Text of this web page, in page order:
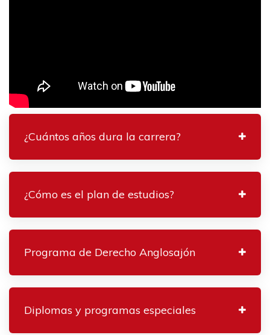
¿Cuántos años dura la carrera?
¿Cómo es el plan de estudios?
Programa de Derecho Anglosajón
Diplomas y programas especiales